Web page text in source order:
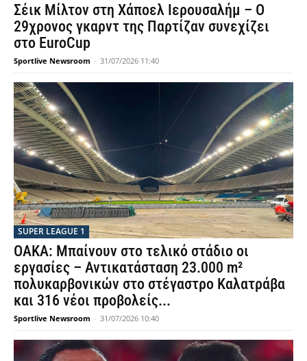
Σέικ Μίλτον στη Χάποελ Ιερουσαλήμ – Ο
29χρονος γκαρντ της Παρτίζαν συνεχίζει
στο EuroCup
Sportlive Newsroom - 31/07/2026 11:40
SUPER LEAGUE 1
ΟΑΚΑ: Μπαίνουν στο τελικό στάδιο οι
εργασίες – Αντικατάσταση 23.000 m²
πολυκαρβονικών στο στέγαστρο Καλατράβα
και 316 νέοι προβολείς...
Sportlive Newsroom - 31/07/2026 10:40